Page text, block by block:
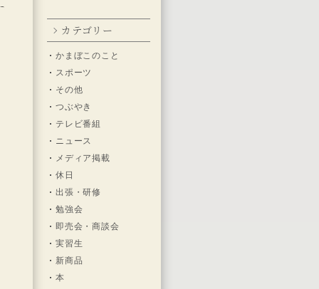
カテゴリー
かまぼこのこと
スポーツ
その他
つぶやき
テレビ番組
ニュース
メディア掲載
休日
出張・研修
勉強会
即売会・商談会
実習生
新商品
本